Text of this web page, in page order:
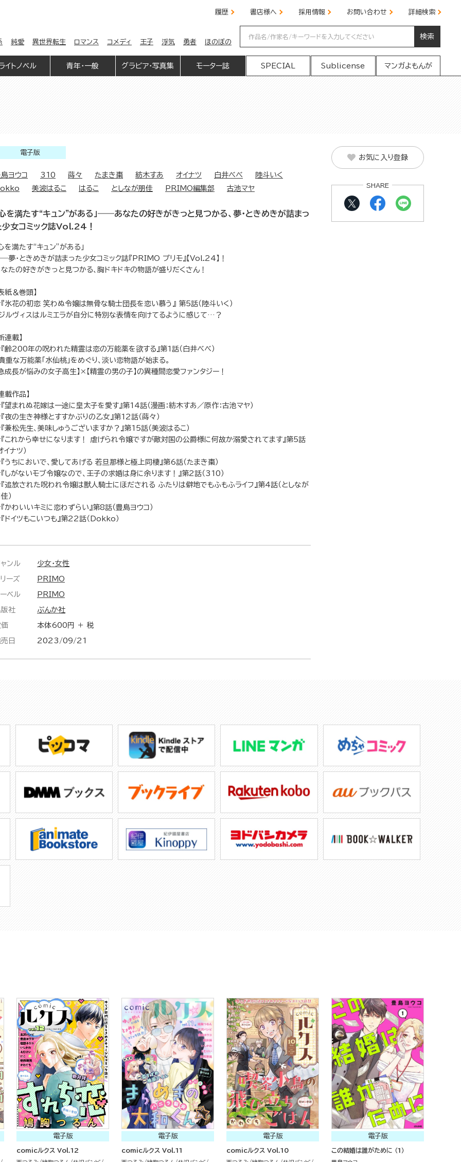
履歴 書店様へ 採用情報 お問い合わせ 詳細検索
純愛 異世界転生 ロマンス コメディ 王子 浮気 勇者 ほのぼの
検索
イトノベル 青年・一般 グラビア・写真集 モーター誌 SPECIAL Sublicense マンガよもんが
電子版
ヨウコ 310 蒔々 たまき棗 紡木すあ オイナツ 白井べべ
陸斗いく
美波はるこ はるこ としなが朋佳 PRIMO編集部 古池マヤ
心を満たす“キュン”がある」――あなたの好きがきっと見つかる、夢・ときめきが詰まっ
少女コミック誌Vol.24！
を満たす“キュン”がある」
夢・ときめきが詰まった少女コミック誌『PRIMO プリモ』【Vol.24】！
たの好きがきっと見つかる、胸ドキドキの物語が盛りだくさん！
紙＆巻頭】
氷花の初恋 笑わぬ令嬢は無骨な騎士団長を恋い慕う』 第5話（陸斗いく）
ヴィスはルミエラが自分に特別な表情を向けてるように感じて…？
連載】
齢200年の呪われた精霊は恋の万能薬を欲する』第1話（白井べべ）
な万能薬「水仙桃」をめぐり、淡い恋物語が始まる。
成長が悩みの女子高生】×【精霊の男の子】の異種間恋愛ファンタジー！
載作品】
望まれぬ花嫁は一途に皇太子を愛す』第14話（漫画：紡木すあ／原作：古池マヤ）
夜の生き神様とすすかぶりの乙女』第12話（蒔々）
兼松先生、美味しゅうございますか？』第15話（美波はるこ）
これから幸せになります！ 虐げられ令嬢ですが敵対国の公爵様に何故か溺愛されてます』第5話
イナツ）
うちにおいで、愛してあげる 若旦那様と極上同棲』第6話（たまき棗）
しがないモブ令嬢なので、王子の求婚は身に余ります！』第2話（310）
追放された呪われ令嬢は獣人騎士にほだされる ふたりは僻地でもふもふライフ』第4話（としなが
）
かわいいキミに恋わずらい』第8話（豊島ヨウコ）
ドイツもこいつも』第22話（Dokko）
ンル 少女・女性
ーズ PRIMO
ベル PRIMO
社 ぶんか社
本体600円 ＋ 税
日 2023/09/21
お気に入り登録
SHARE
電子版
comicルクス Vol.12
電子版
comicルクス Vol.11
電子版
comicルクス Vol.10
電子版
この結婚は誰がために （1）